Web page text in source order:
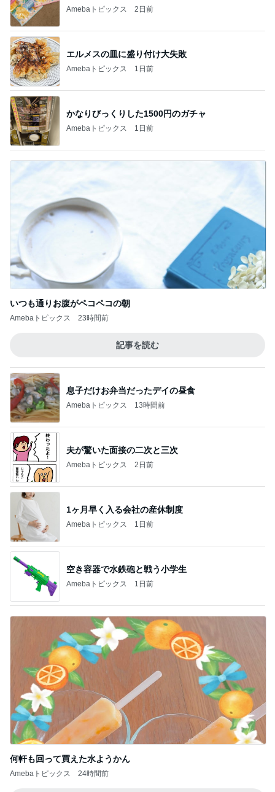
Amebaトピックス 2日前
エルメスの皿に盛り付け大失敗
Amebaトピックス 1日前
かなりびっくりした1500円のガチャ
Amebaトピックス 1日前
いつも通りお腹がペコペコの朝
Amebaトピックス 23時間前
記事を読む
息子だけお弁当だったデイの昼食
Amebaトピックス 13時間前
夫が驚いた面接の二次と三次
Amebaトピックス 2日前
1ヶ月早く入る会社の産休制度
Amebaトピックス 1日前
空き容器で水鉄砲と戦う小学生
Amebaトピックス 1日前
何軒も回って買えた水ようかん
Amebaトピックス 24時間前